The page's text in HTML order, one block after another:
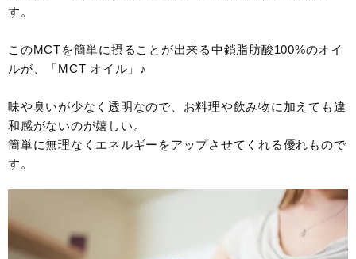
す。
このMCTを簡単に摂ることが出来る中鎖脂肪酸100%のオイ
ルが、「MCT オイル」♪
味や臭いが少なく透明なので、お料理や飲み物に加えても違
和感がないのが嬉しい。
簡単に無理なくエネルギーをアップさせてくれる優れもので
す。